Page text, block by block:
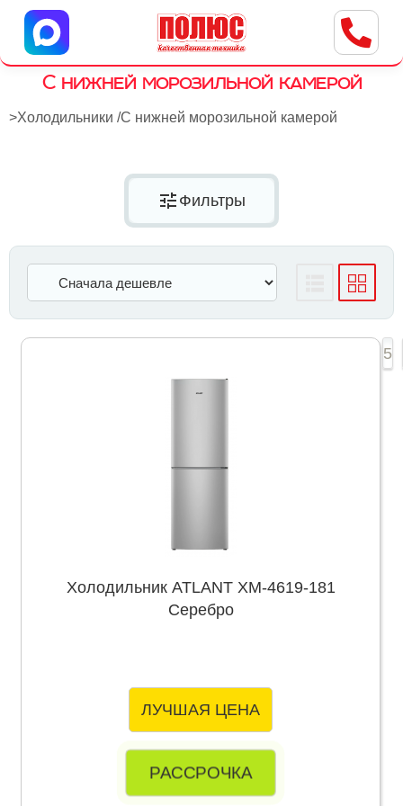
Центр бытовой техники
г. Ульяновск, ул. Пушкарева, 8a
С нижней морозильной камерой
>Холодильники /С нижней морозильной камерой
tune Фильтры
Холодильник ATLANT ХМ-4619-181
Серебро
ЛУЧШАЯ ЦЕНА
РАССРОЧКА
5